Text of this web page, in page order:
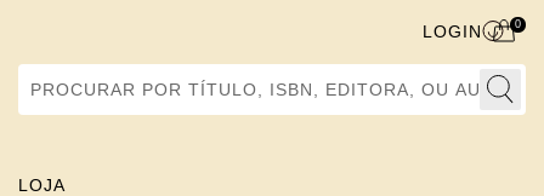
Procurar por Título, ISBN, Editora, ou Autor
LOGIN 0
LOJA